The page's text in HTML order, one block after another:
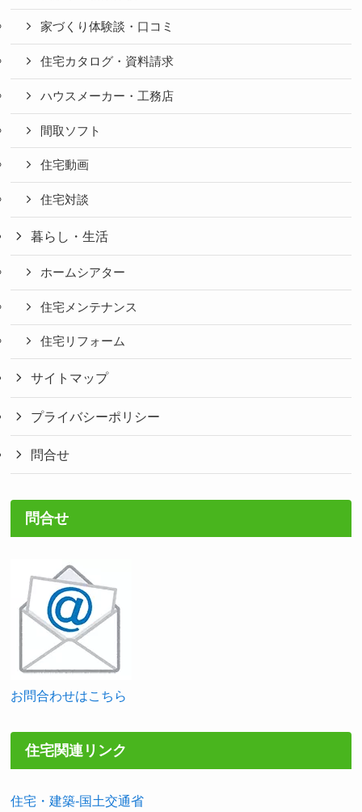
家づくり体験談・口コミ
住宅カタログ・資料請求
ハウスメーカー・工務店
間取ソフト
住宅動画
住宅対談
暮らし・生活
ホームシアター
住宅メンテナンス
住宅リフォーム
サイトマップ
プライバシーポリシー
問合せ
問合せ
お問合わせはこちら
住宅関連リンク
住宅・建築-国土交通省